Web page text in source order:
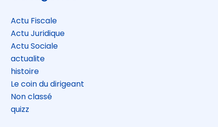
sidebar
Actu Fiscale
Actu Juridique
Actu Sociale
actualite
histoire
Le coin du dirigeant
Non classé
quizz